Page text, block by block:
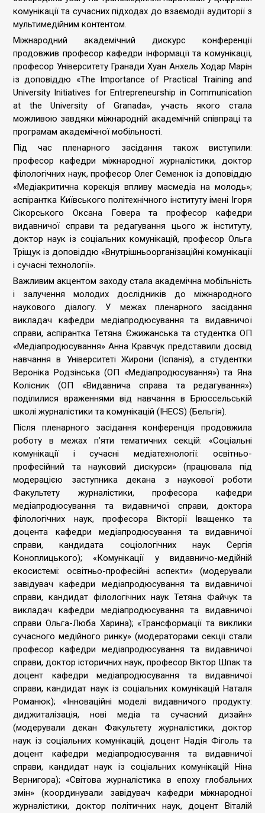
комунікації та сучасних підходах до взаємодії аудиторії з
мультимедійним контентом.
Міжнародний академічний дискурс конференції
продовжив професор кафедри інформації та комунікації,
професор Університету Гранади Хуан Анхель Ходар Марін
із доповіддю «The Importance of Practical Training and
University Initiatives for Entrepreneurship in Communication
at the University of Granada», участь якого стала
можливою завдяки міжнародній академічній співпраці та
програмам академічної мобільності.
Під час пленарного засідання також виступили:
професор кафедри міжнародної журналістики, доктор
філологічних наук, професор Олег Семенюк із доповіддю
«Медіакритична корекція впливу масмедіа на молодь»;
аспірантка Київського політехнічного інституту імені Ігоря
Сікорського Оксана Говера та професор кафедри
видавничої справи та редагування цього ж інституту,
доктор наук із соціальних комунікацій, професор Ольга
Тріщук із доповіддю «Внутрішньоорганізаційні комунікації
і сучасні технології».
Важливим акцентом заходу стала академічна мобільність
і залучення молодих дослідників до міжнародного
наукового діалогу. У межах пленарного засідання
викладач кафедри медіапродюсування та видавничої
справи, аспірантка Тетяна Єжижанська та студентка ОП
«Медіапродюсування» Анна Кравчук представили досвід
навчання в Університеті Жирони (Іспанія), а студентки
Вероніка Родзінська (ОП «Медіапродюсування») та Яна
Колісник (ОП «Видавнича справа та редагування»)
поділилися враженнями від навчання в Брюссельській
школі журналістики та комунікацій (IHECS) (Бельгія).
Після пленарного засідання конференція продовжила
роботу в межах п’яти тематичних секцій: «Соціальні
комунікації і сучасні медіатехнології: освітньо-
професійний та науковий дискурси» (працювала під
модерацією заступника декана з наукової роботи
Факультету журналістики, професора кафедри
медіапродюсування та видавничої справи, доктора
філологічних наук, професора Вікторії Іващенко та
доцента кафедри медіапродюсування та видавничої
справи, кандидата соціологічних наук Сергія
Коноплицького); «Комунікації у видавничо-медійній
екосистемі: освітньо-професійні аспекти» (модерували
завідувач кафедри медіапродюсування та видавничої
справи, кандидат філологічних наук Тетяна Файчук та
викладач кафедри медіапродюсування та видавничої
справи Ольга-Люба Харина); «Трансформації та виклики
сучасного медійного ринку» (модераторами секції стали
професор кафедри медіапродюсування та видавничої
справи, доктор історичних наук, професор Віктор Шпак та
доцент кафедри медіапродюсування та видавничої
справи, кандидат наук із соціальних комунікацій Наталя
Романюк); «Інноваційні моделі видавничого продукту:
диджиталізація, нові медіа та сучасний дизайн»
(модерували декан Факультету журналістики, доктор
наук із соціальних комунікацій, доцент Надія Фіголь та
доцент кафедри медіапродюсування та видавничої
справи, кандидат наук із соціальних комунікацій Ніна
Вернигора); «Світова журналістика в епоху глобальних
змін» (координували завідувач кафедри міжнародної
журналістики, доктор політичних наук, доцент Віталій